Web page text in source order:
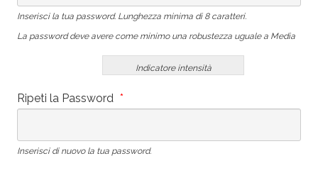
Inserisci la tua password. Lunghezza minima di 8 caratteri.
La password deve avere come minimo una robustezza uguale a Media
Indicatore intensità
Ripeti la Password *
Inserisci di nuovo la tua password.